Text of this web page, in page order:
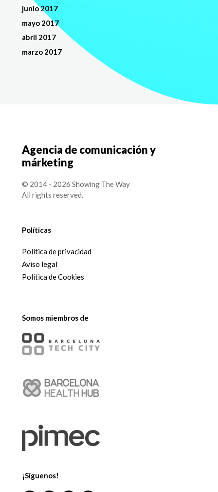
junio 2017
mayo 2017
abril 2017
marzo 2017
Agencia de comunicación y
márketing
© 2014 - 2026 Showing The Way
All rights reserved.
Políticas
Política de privacidad
Aviso legal
Política de Cookies
Somos miembros de
¡Síguenos!